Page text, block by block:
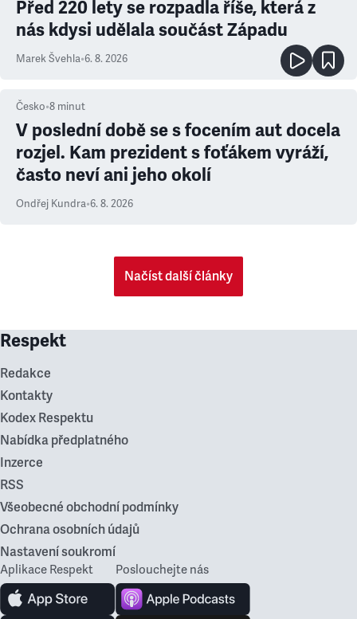
Před 220 lety se rozpadla říše, která z
nás kdysi udělala součást Západu
Marek Švehla•6. 8. 2026
Česko•8 minut
V poslední době se s focením aut docela
rozjel. Kam prezident s foťákem vyráží,
často neví ani jeho okolí
Ondřej Kundra•6. 8. 2026
Načíst další články
Respekt
Redakce
Kontakty
Kodex Respektu
Nabídka předplatného
Inzerce
RSS
Všeobecné obchodní podmínky
Ochrana osobních údajů
Nastavení soukromí
Aplikace Respekt Poslouchejte nás